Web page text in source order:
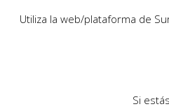
04
Utiliza la web/plataforma de
Si